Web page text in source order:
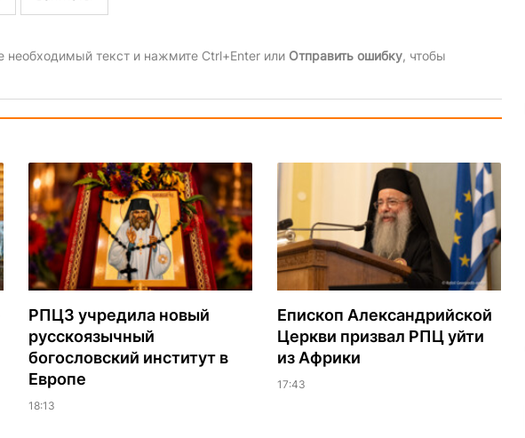
необходимый текст и нажмите Ctrl+Enter или Отправить ошибку, чтобы
РПЦЗ учредила новый
русскоязычный
богословский институт в
Европе
18:13
Епископ Александрийской
Церкви призвал РПЦ уйти
из Африки
17:43